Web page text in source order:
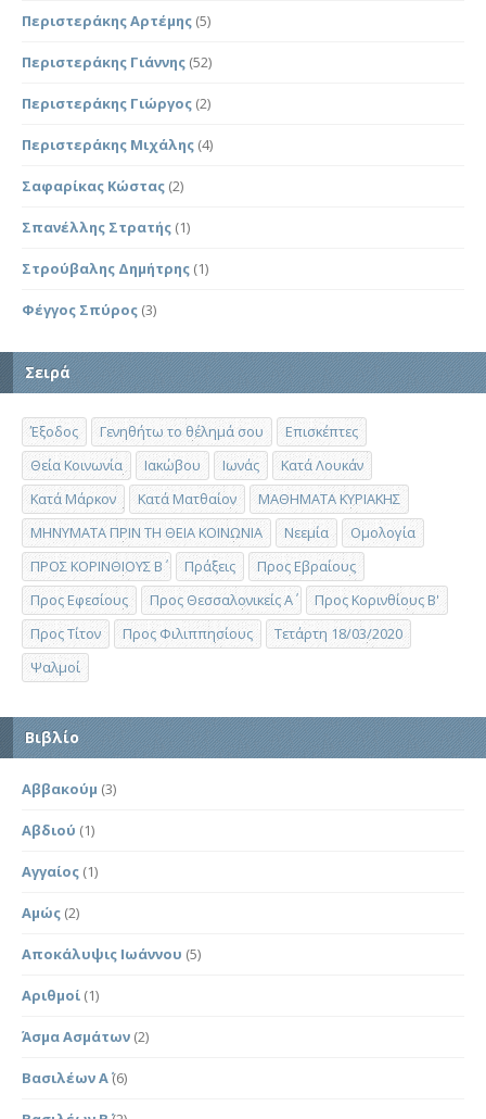
Περιστεράκης Αρτέμης (5)
Περιστεράκης Γιάννης (52)
Περιστεράκης Γιώργος (2)
Περιστεράκης Μιχάλης (4)
Σαφαρίκας Κώστας (2)
Σπανέλλης Στρατής (1)
Στρούβαλης Δημήτρης (1)
Φέγγος Σπύρος (3)
Σειρά
Έξοδος Γενηθήτω το θέλημά σου
Επισκέπτες
Θεία Κοινωνία
Ιακώβου Ιωνάς
Κατά Λουκάν
Κατά Μάρκον
Κατά Ματθαίον
ΜΑΘΗΜΑΤΑ ΚΥΡΙΑΚΗΣ
ΜΗΝΥΜΑΤΑ ΠΡΙΝ ΤΗ ΘΕΙΑ ΚΟΙΝΩΝΙΑ
Νεεμία
Ομολογία
ΠΡΟΣ ΚΟΡΙΝΘΙΟΥΣ Β΄
Πράξεις
Προς Εβραίους
Προς Εφεσίους
Προς Θεσσαλονικείς Α΄
Προς Κορινθίους Β'
Προς Τίτον
Προς Φιλιππησίους
Τετάρτη 18/03/2020
Ψαλμοί
Βιβλίο
Αββακούμ (3)
Αβδιού (1)
Αγγαίος (1)
Αμώς (2)
Αποκάλυψις Ιωάννου (5)
Αριθμοί (1)
Άσμα Ασμάτων (2)
Βασιλέων Α΄(6)